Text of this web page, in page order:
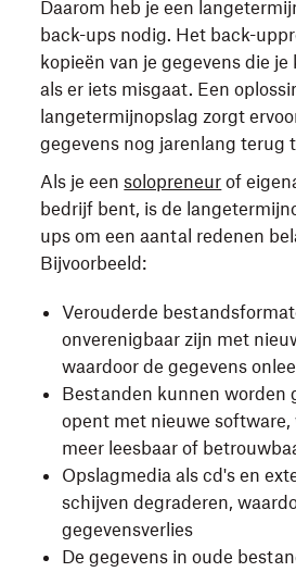
Daarom heb je een
back-ups nodig. Het back-
kopieën van je gegevens die
als er iets misgaat. Een
langetermijnopslag zorgt
gegevens nog jarenlang terug
Als je eensolopreneur of
bedrijf bent, is de
ups om een aantal redenen
Bijvoorbeeld:
Verouderde
onverenigbaar zijn met
waardoor de gegevens
Bestanden kunnen worden
opent met nieuwe software,
meer leesbaar of
Opslagmedia als cd's en
schijven degraderen,
gegevensverlies
De gegevens in oude